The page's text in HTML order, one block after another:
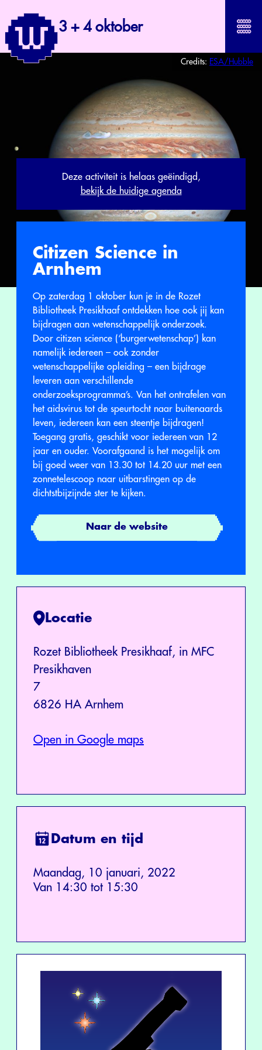
3 + 4 oktober
Credits: ESA/Hubble
Deze activiteit is helaas geëindigd,
bekijk de huidige agenda
Citizen Science in
Arnhem
Op zaterdag 1 oktober kun je in de Rozet
Bibliotheek Presikhaaf ontdekken hoe ook jij kan
bijdragen aan wetenschappelijk onderzoek.
Door citizen science (‘burgerwetenschap’) kan
namelijk iedereen – ook zonder
wetenschappelijke opleiding – een bijdrage
leveren aan verschillende
onderzoeksprogramma’s. Van het ontrafelen van
het aidsvirus tot de speurtocht naar buitenaards
leven, iedereen kan een steentje bijdragen!
Toegang gratis, geschikt voor iedereen van 12
jaar en ouder. Voorafgaand is het mogelijk om
bij goed weer van 13.30 tot 14.20 uur met een
zonnetelescoop naar uitbarstingen op de
dichtstbijzijnde ster te kijken.
Naar de website
Locatie
Rozet Bibliotheek Presikhaaf, in MFC
Presikhaven
7
6826 HA Arnhem
Open in Google maps
Datum en tijd
Maandag, 10 januari, 2022
Van 14:30 tot 15:30